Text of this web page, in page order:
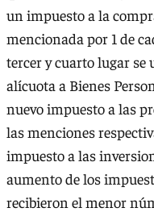
un impuesto a la
mencionada por 1 de
tercer y cuarto lugar se
alícuota a Bienes
nuevo impuesto a las
las menciones
impuesto a las
aumento de los
recibieron el menor